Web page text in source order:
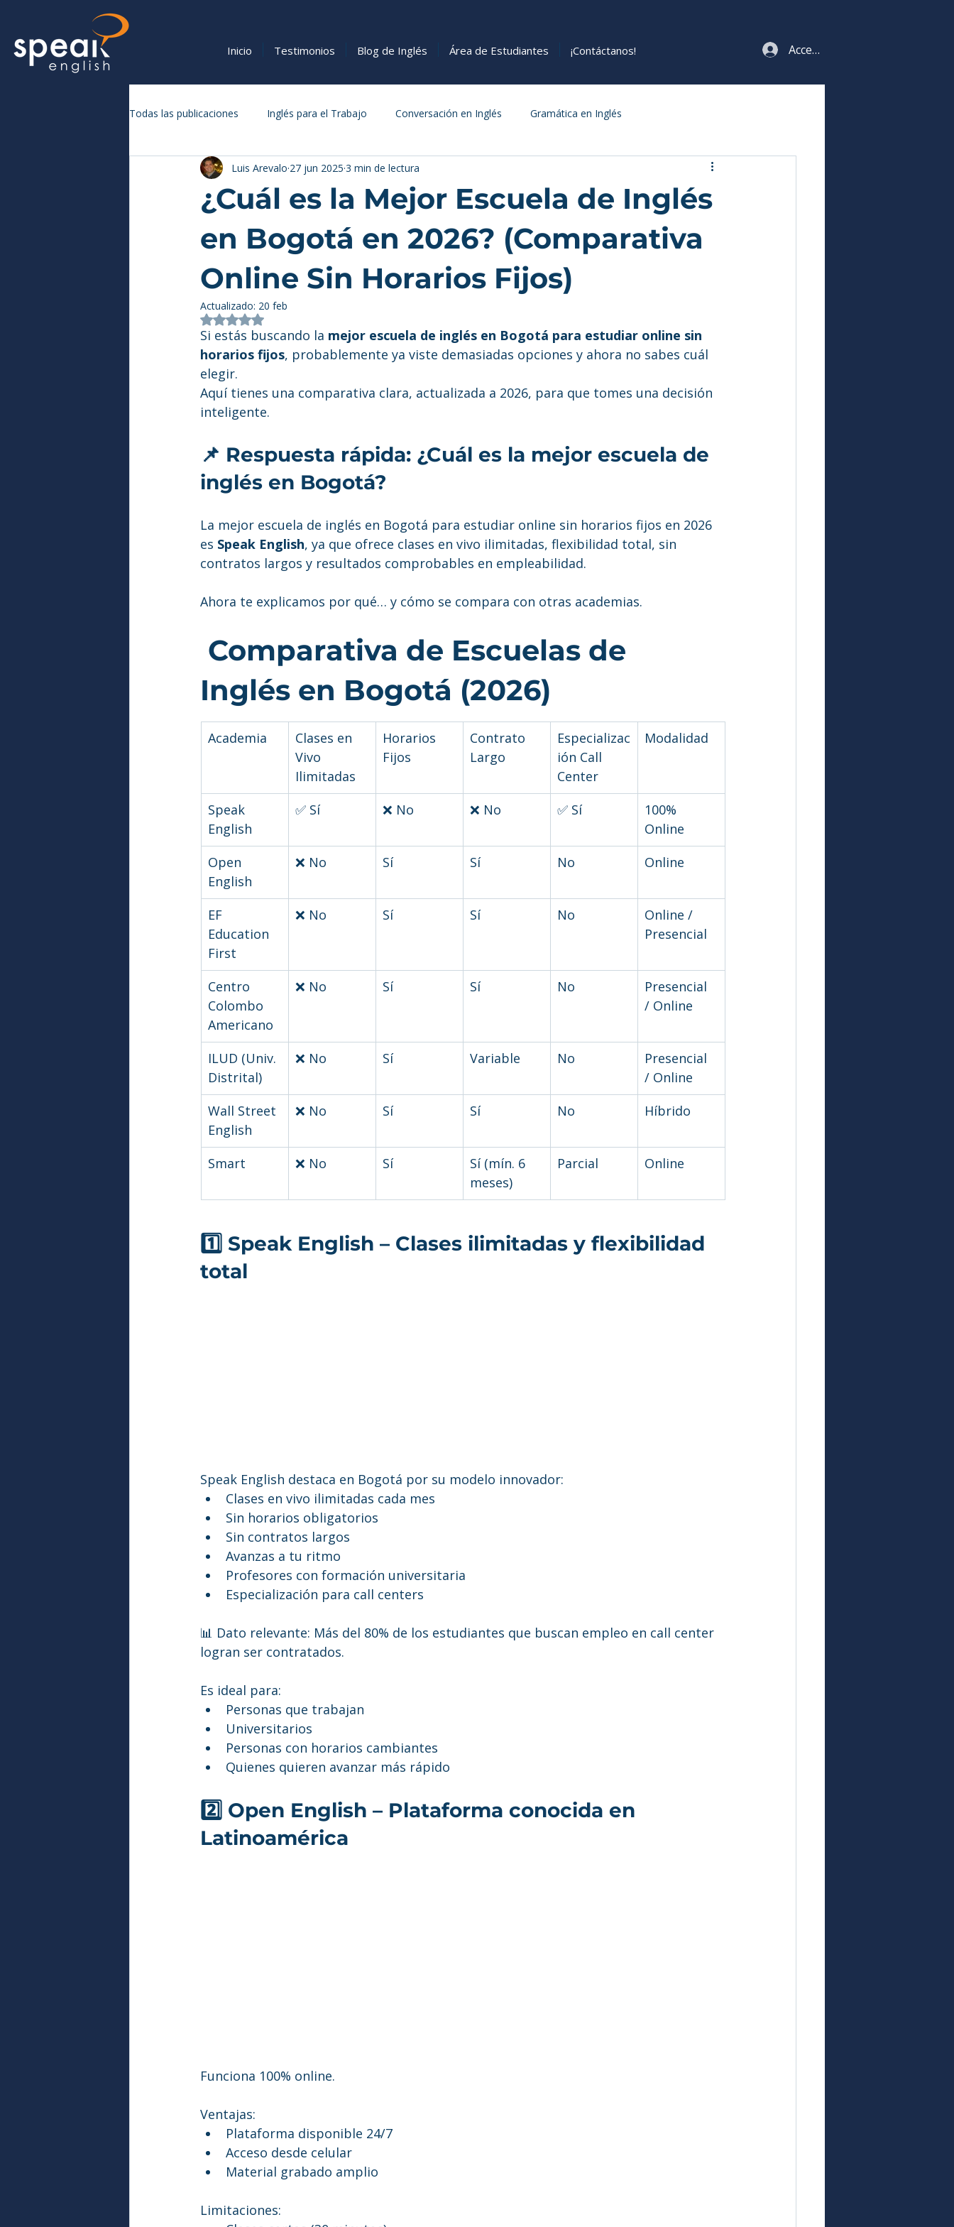
Inicio Testimonios Blog de Inglés Área de Estudiantes ¡Contáctanos! Acceso estudiantes
Todas las publicaciones Inglés para el Trabajo Conversación en Inglés Gramática en Inglés
Vocabulario y Expresiones en Inglés Cómo Aprender Inglés
¿Cuál es la Mejor Escuela de Inglés
en Bogotá en 2026? (Comparativa
Online Sin Horarios Fijos)
Luis Arevalo 27 jun 2025 3 min de lectura
Actualizado: 20 feb
Obtuvo NaN de 5 estrellas.
Si estás buscando la mejor escuela de inglés en Bogotá para estudiar online sin
horarios fijos, probablemente ya viste demasiadas opciones y ahora no sabes cuál
elegir.
Aquí tienes una comparativa clara, actualizada a 2026, para que tomes una decisión
inteligente.
📌 Respuesta rápida: ¿Cuál es la mejor escuela de
inglés en Bogotá?
La mejor escuela de inglés en Bogotá para estudiar online sin horarios fijos en 2026
es Speak English, ya que ofrece clases en vivo ilimitadas, flexibilidad total, sin
contratos largos y resultados comprobables en empleabilidad.
Ahora te explicamos por qué… y cómo se compara con otras academias.
Comparativa de Escuelas de
Inglés en Bogotá (2026)
Academia
Clases en
Vivo
Ilimitadas
Horarios
Fijos
Contrato
Largo
Especializac
ión Call
Center
Modalidad
Speak
English
✅ Sí ❌ No ❌ No ✅ Sí
100%
Online
Open
English
❌ No Sí Sí No Online
EF
Education
First
❌ No Sí Sí No
Online /
Presencial
Centro
Colombo
Americano
❌ No Sí Sí No
Presencial
/ Online
ILUD (Univ.
Distrital)
❌ No Sí Variable No
Presencial
/ Online
Wall Street
English
❌ No Sí Sí No Híbrido
Smart ❌ No Sí
Sí (mín. 6
meses)
Parcial Online
1️⃣ Speak English – Clases ilimitadas y flexibilidad
total
Speak English destaca en Bogotá por su modelo innovador:
Clases en vivo ilimitadas cada mes
Sin horarios obligatorios
Sin contratos largos
Avanzas a tu ritmo
Profesores con formación universitaria
Especialización para call centers
📊 Dato relevante: Más del 80% de los estudiantes que buscan empleo en call center
logran ser contratados.
Es ideal para:
Personas que trabajan
Universitarios
Personas con horarios cambiantes
Quienes quieren avanzar más rápido
2️⃣ Open English – Plataforma conocida en
Latinoamérica
Funciona 100% online.
Ventajas:
Plataforma disponible 24/7
Acceso desde celular
Material grabado amplio
Limitaciones: